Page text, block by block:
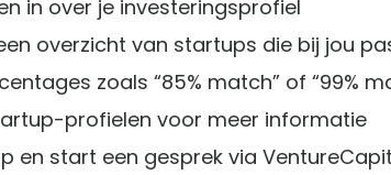
in over je investeringsprofiel
overzicht van startups die bij jou
zoals “85% match” of “99%
profielen voor meer informatie
en start een gesprek via